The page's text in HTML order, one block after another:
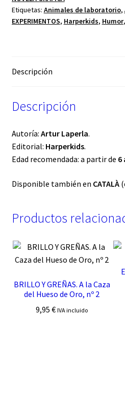
Etiquetas: Animales de laboratorio,
EXPERIMENTOS, Harperkids, Humor,
Descripción
Descripción
Autoría: Artur Laperla.
Editorial: Harperkids.
Edad recomendada: a partir de 6
Disponible también en CATALÀ
Productos
BRILLO Y GREÑAS. A la Caza
del Hueso de Oro, nº 2
9,95€ IVA incluido